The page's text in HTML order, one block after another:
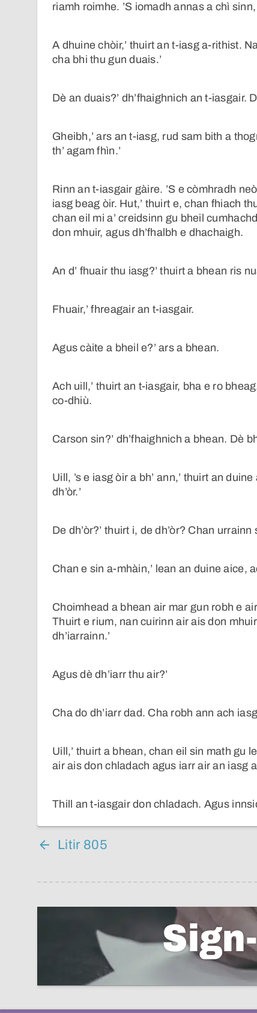
riamh roimhe. ’S iomadh annas a chì
A dhuine chòir,’ thuirt an t-iasg a-rithist.
cha bhi thu gun duais.’
Dè an duais?’ dh’fhaighnich an t-iasgair.
Gheibh,’ ars an t-iasg, rud sam bith a
th’ agam fhìn.’
Rinn an t-iasgair gàire. ’S e còmhradh
iasg beag òir. Hut,’ thuirt e, chan fhiach
chan eil mi a’ creidsinn gu bheil
don mhuir, agus dh’fhalbh e dhachaigh.
An d’ fhuair thu iasg?’ thuirt a bhean ris
Fhuair,’ fhreagair an t-iasgair.
Agus càite a bheil e?’ ars a bhean.
Ach uill,’ thuirt an t-iasgair, bha e ro
co-dhiù.
Carson sin?’ dh’fhaighnich a bhean. Dè
Uill, ’s e iasg òir a bh’ ann,’ thuirt an
dh’òr.’
De dh’òr?’ thuirt i, de dh’òr? Chan urrainn
Chan e sin a-mhàin,’ lean an duine aice,
Choimhead a bhean air mar gun robh e
Thuirt e rium, nan cuirinn air ais don
dh’iarrainn.’
Agus dè dh’iarr thu air?’
Cha do dh’iarr dad. Cha robh ann ach
Uill,’ thuirt a bhean, chan eil sin math gu
air ais don chladach agus iarr air an iasg
Thill an t-iasgair don chladach. Agus
Litir 805